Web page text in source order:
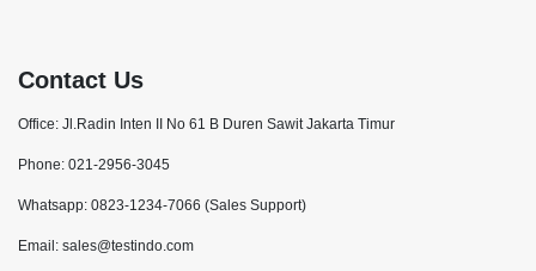
Contact Us
Office: Jl.Radin Inten II No 61 B Duren Sawit Jakarta Timur
Phone: 021-2956-3045
Whatsapp: 0823-1234-7066 (Sales Support)
Email: sales@testindo.com